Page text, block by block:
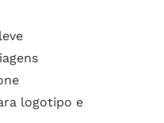
logotipo e